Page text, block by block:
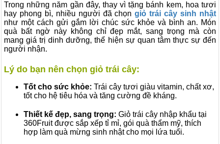
Trong những năm gần đây, thay vì tặng bánh kem, hoa tươi
hay phong bì, nhiều người đã chọngiỏ trái cây sinh nhật
như một cách gửi gắm lời chúc sức khỏe và bình an. Món
quà bất ngờ này không chỉ đẹp mắt, sang trọng mà còn
mang giá trị dinh dưỡng, thể hiện sự quan tâm thực sự đến
người nhận.
Lý do bạn nên chọn giỏ trái cây:
Tốt cho sức khỏe: Trái cây tươi giàu vitamin, chất xơ,
tốt cho hệ tiêu hóa và tăng cường đề kháng.
Thiết kế đẹp, sang trọng: Giỏ trái cây nhập khẩu tại
360Fruit được sắp xếp tỉ mỉ, gói quà thẩm mỹ, thích
hợp làm quà mừng sinh nhật cho mọi lứa tuổi.